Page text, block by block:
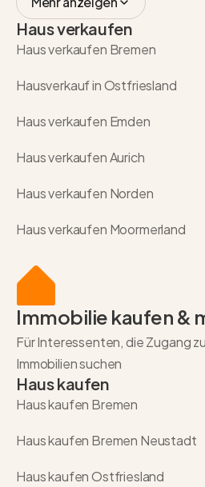
Haus verkaufen
Haus verkaufen Bremen
Hausverkauf in Ostfriesland
Haus verkaufen Emden
Haus verkaufen Aurich
Haus verkaufen Norden
Haus verkaufen Moormerland
Immobilie kaufen &
Für Interessenten, die Zugang
Immobilien suchen
Haus kaufen
Haus kaufen Bremen
Haus kaufen Bremen Neustadt
Haus kaufen Ostfriesland